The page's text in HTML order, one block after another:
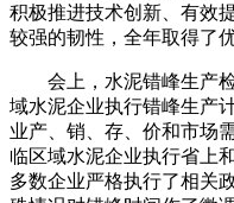
积极推进技术创新、有效
较强的韧性，全年取得了
会上，水泥错峰生产检
域水泥企业执行错峰生产
业产、销、存、价和市场
临区域水泥企业执行省上
多数企业严格执行了相关